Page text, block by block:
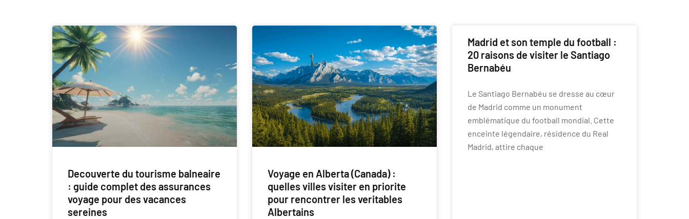
Decouverte du tourisme balneaire
: guide complet des assurances
voyage pour des vacances
sereines
Voyage en Alberta (Canada) :
quelles villes visiter en priorite
pour rencontrer les veritables
Albertains
Madrid et son temple du football :
20 raisons de visiter le Santiago
Bernabéu
Le Santiago Bernabéu se dresse au cœur
de Madrid comme un monument
emblématique du football mondial. Cette
enceinte légendaire, résidence du Real
Madrid, attire chaque